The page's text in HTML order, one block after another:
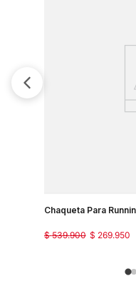
Chaqueta Para
$ 269.950
$ 539.900